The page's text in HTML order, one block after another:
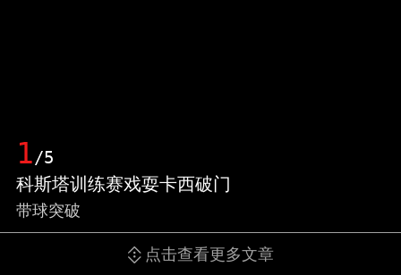
1/5
科斯塔训练赛戏耍卡西破门
带球突破
点击查看更多文章